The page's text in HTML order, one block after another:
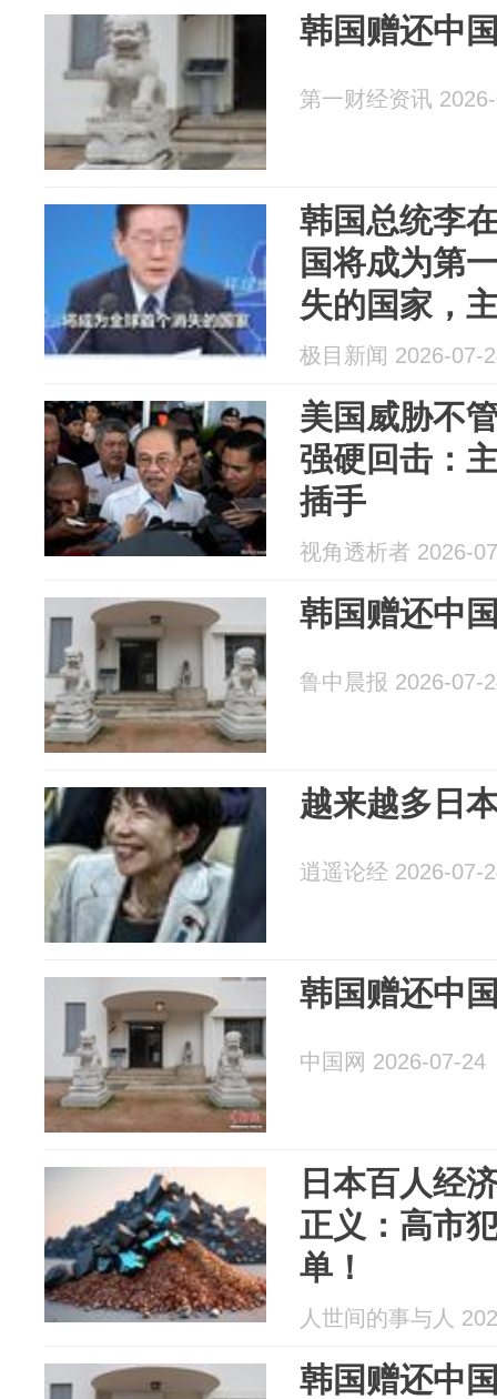
韩国赠还中
第一财经资讯
韩国总统李
国将成为第
失的国家，
房，泡沫极
极目新闻 2026-07-
美国威胁不
强硬回击：
插手
视角透析者 2026-
韩国赠还中
鲁中晨报 2026-07-
越来越多日
逍遥论经 2026-07-
韩国赠还中
中国网 2026-07-24
日本百人经
正义：高市
单！
人世间的事与人
韩国赠还中